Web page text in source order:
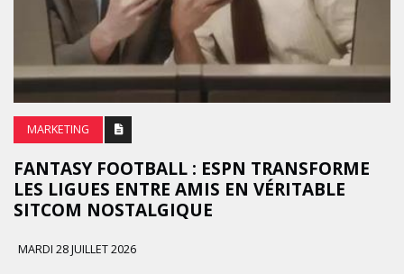
MARKETING
FANTASY FOOTBALL : ESPN TRANSFORME
LES LIGUES ENTRE AMIS EN VÉRITABLE
SITCOM NOSTALGIQUE
MARDI 28 JUILLET 2026